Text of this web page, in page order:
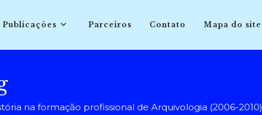
Publicações Parceiros Contato Mapa do site
na formação profissional de Arquivologia (2006-2010)